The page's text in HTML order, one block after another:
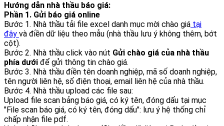
Hướng dẫn nhà thầu báo giá:
Phần 1. Gửi báo giá online
Bước 1. Nhà thầu tải file excel danh mục mời chào giá tại
đây và điền dữ liệu theo mẫu (nhà thầu lưu ý không thêm, bớt
cột).
Bước 2. Nhà thầu click vào nút Gửi chào giá của nhà thầu
phía dưới để gửi thông tin chào giá.
Bước 3. Nhà thầu điền tên doanh nghiệp, mã số doanh nghiệp,
tên người liên hệ, số điện thoại, email liên hệ của nhà thầu.
Bước 4. Nhà thầu upload các file sau:
Upload file scan bảng báo giá, có ký tên, đóng dấu tại mục
"File scan báo giá, có ký tên, đóng dấu": lưu ý hệ thống chỉ
chấp nhận file pdf.